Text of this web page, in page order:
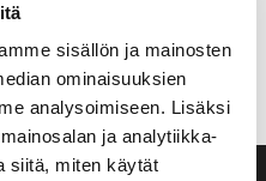
sisällön ja mainosten
ominaisuuksien
analysoimiseen. Lisäksi
ja analytiikka-
siitä, miten käytät
dragia kohtaan
Korhosen sydämen
heijastuu koko